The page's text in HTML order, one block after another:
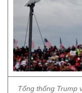
Tổng thống Trump